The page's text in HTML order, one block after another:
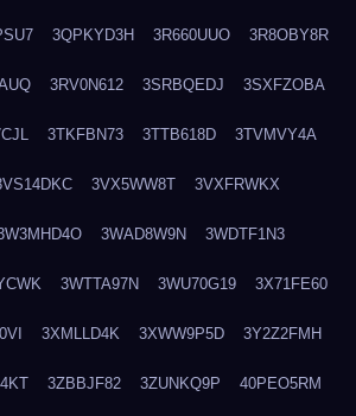
3QPKYD3H 3R660UUO 3R8OBY8R
3RV0N612 3SRBQEDJ 3SXFZOBA
3TKFBN73 3TTB618D 3TVMVY4A
3VX5WW8T 3VXFRWKX
3WAD8W9N 3WDTF1N3
3WTTA97N 3WU70G19 3X71FE60
3XMLLD4K 3XWW9P5D 3Y2Z2FMH
3ZBBJF82 3ZUNKQ9P 40PEO5RM